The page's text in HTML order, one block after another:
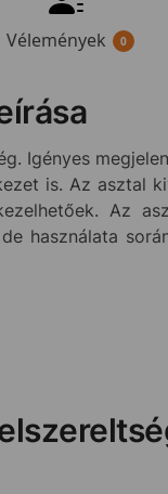
Vélemények 0
Igényes
is. Az asztal
Az
használata